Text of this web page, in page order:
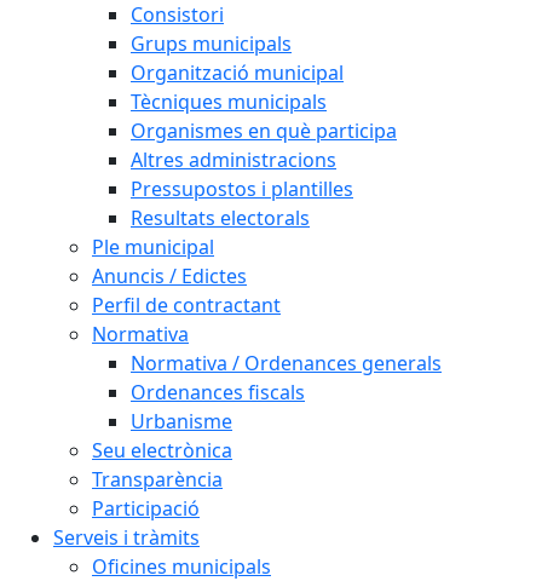
Consistori
Grups municipals
Organització municipal
Tècniques municipals
Organismes en què participa
Altres administracions
Pressupostos i plantilles
Resultats electorals
Ple municipal
Anuncis / Edictes
Perfil de contractant
Normativa
Normativa / Ordenances generals
Ordenances fiscals
Urbanisme
Seu electrònica
Transparència
Participació
Serveis i tràmits
Oficines municipals